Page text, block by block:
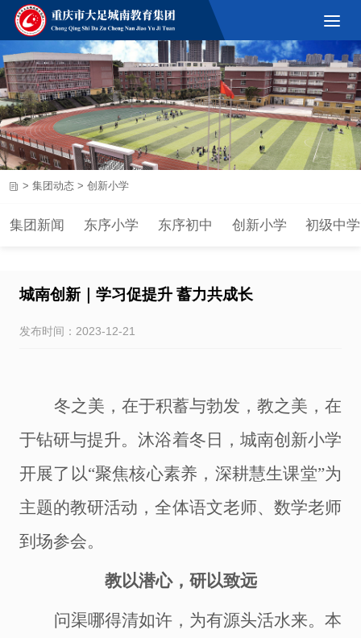
集团新闻 东序小学 东序初中 创新小学 初级中学
> 集团动态> 创新小学
城南创新｜学习促提升 蓄力共成长
发布时间：2023-12-21
冬之美，在于积蓄与勃发，教之美，在
于钻研与提升。沐浴着冬日，城南创新小学
开展了以“聚焦核心素养，深耕慧生课堂”为
主题的教研活动，全体语文老师、数学老师
到场参会。
教以潜心，研以致远
问渠哪得清如许，为有源头活水来。本